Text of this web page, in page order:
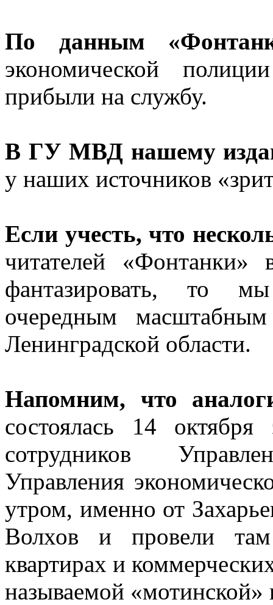
По данным
экономической
прибыли на службу.
В ГУ МВД нашему
у наших источников
Если учесть, что
читателей
фантазировать, то
очередным
Ленинградской области.
Напомним, что
состоялась 14
сотрудников
Управления
утром, именно от
Волхов и провели
квартирах и
называемой